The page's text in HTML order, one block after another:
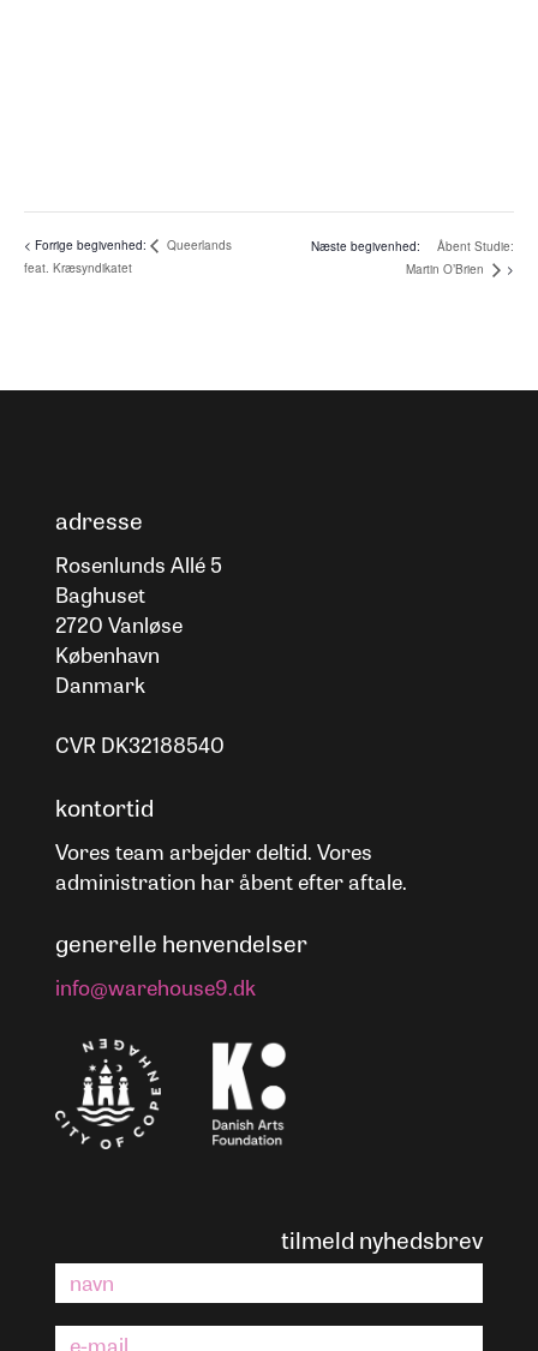
Queerlands
feat. Kræsyndikatet
Åbent Studie:
Martin O’Brien
adresse
Rosenlunds Allé 5
Baghuset
2720 Vanløse
København
Danmark
CVR DK32188540
kontortid
Vores team arbejder deltid. Vores
administration har åbent efter aftale.
generelle henvendelser
info@warehouse9.dk
tilmeld nyhedsbrev